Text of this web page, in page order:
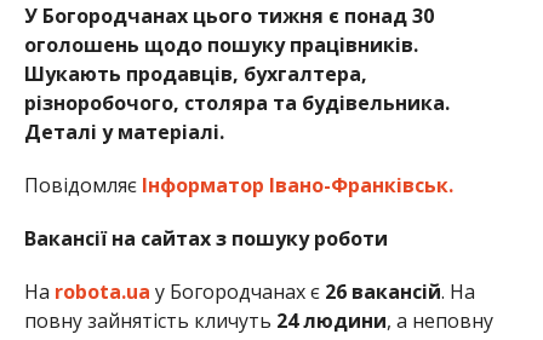
У Богородчанах цього тижня є понад 30
оголошень щодо пошуку працівників.
Шукають продавців, бухгалтера,
різноробочого, столяра та будівельника.
Деталі у матеріалі.
ПовідомляєІнформатор Івано-Франківськ.
Вакансії на сайтах з пошуку роботи
На robota.ua у Богородчанах є26 вакансій. На
повну зайнятість кличуть 24 людини, а неповну